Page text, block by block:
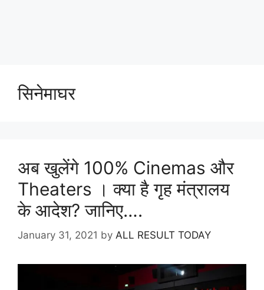
सिनेमाघर
अब खुलेंगे 100% Cinemas और
Theaters । क्या है गृह मंत्रालय
के आदेश? जानिए….
January 31, 2021 by ALL RESULT TODAY